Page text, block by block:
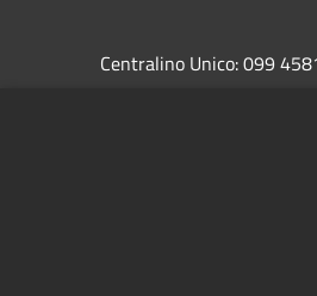
Centralino Unico: 099